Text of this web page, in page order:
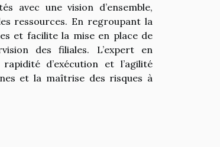
avec une vision d’ensemble,
ressources. En regroupant la
et facilite la mise en place de
des filiales. L’expert en
d’exécution et l’agilité
et la maîtrise des risques à